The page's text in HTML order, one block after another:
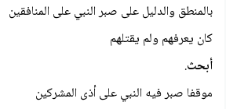
بالمنطق والدليل على صبر النبي على المنافقين
كان يعرفهم ولم يقتلهم
أبحث.
موقفا صبر فيه النبي على أذى المشركين